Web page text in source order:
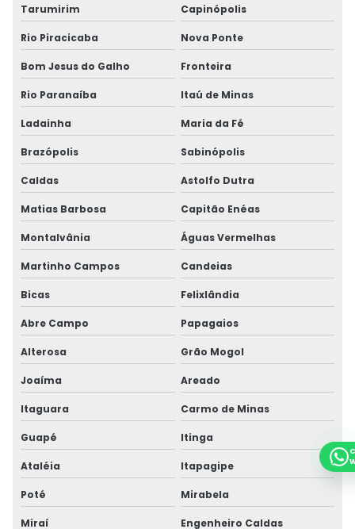
Tarumirim Capinópolis
Rio Piracicaba Nova Ponte
Bom Jesus do Galho Fronteira
Rio Paranaíba Itaú de Minas
Ladainha Maria da Fé
Brazópolis Sabinópolis
Caldas Astolfo Dutra
Matias Barbosa Capitão Enéas
Montalvânia Águas Vermelhas
Martinho Campos Candeias
Bicas Felixlândia
Abre Campo Papagaios
Alterosa Grão Mogol
Joaíma Areado
Itaguara Carmo de Minas
Guapé Itinga
Ataléia Itapagipe
Poté Mirabela
Miraí Engenheiro Caldas